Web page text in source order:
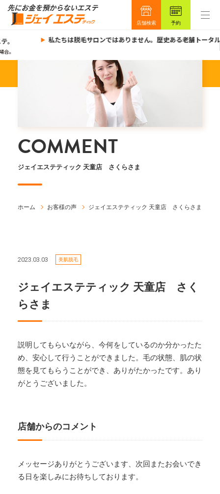
店舗検索 予約
。
。
私たちは脱毛サロンではありません。歴史ある老舗トータ
COMMENT
ジェイエステティック 天童店 さくらさま
ホーム お客様の声 ジェイエステティック 天童店 さくらさま
2023.03.03 美肌脱毛
ジェイエステティック 天童店 さく
らさま
説明してもらいながら、今何をしているのか分かったた
め、安心して行うことができました。毛の状態、肌の状
態を見てもらうことができ、ありがたかったです。あり
がとうございました。
店舗からのコメント
メッセージありがとうございます、次回またお会いでき
る日を楽しみにお待ちしております。